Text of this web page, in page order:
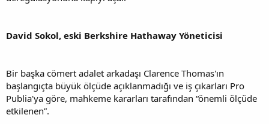
David Sokol, eski Berkshire Hathaway Yöneticisi
Bir başka cömert adalet arkadaşı Clarence Thomas'ın
başlangıçta büyük ölçüde açıklanmadığı ve iş çıkarları Pro
Publia'ya göre, mahkeme kararları tarafından “önemli ölçüde
etkilenen”.